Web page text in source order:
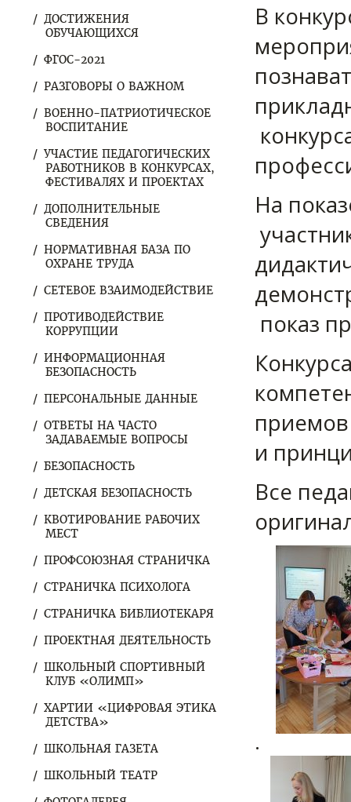
ДОСТИЖЕНИЯ
ОБУЧАЮЩИХСЯ
ФГОС-2021
РАЗГОВОРЫ О ВАЖНОМ
ВОЕННО-ПАТРИОТИЧЕСКОЕ
ВОСПИТАНИЕ
УЧАСТИЕ ПЕДАГОГИЧЕСКИХ
РАБОТНИКОВ В КОНКУРСАХ,
ФЕСТИВАЛЯХ И ПРОЕКТАХ
ДОПОЛНИТЕЛЬНЫЕ
СВЕДЕНИЯ
НОРМАТИВНАЯ БАЗА ПО
ОХРАНЕ ТРУДА
СЕТЕВОЕ ВЗАИМОДЕЙСТВИЕ
ПРОТИВОДЕЙСТВИЕ
КОРРУПЦИИ
ИНФОРМАЦИОННАЯ
БЕЗОПАСНОСТЬ
ПЕРСОНАЛЬНЫЕ ДАННЫЕ
ОТВЕТЫ НА ЧАСТО
ЗАДАВАЕМЫЕ ВОПРОСЫ
БЕЗОПАСНОСТЬ
ДЕТСКАЯ БЕЗОПАСНОСТЬ
КВОТИРОВАНИЕ РАБОЧИХ
МЕСТ
ПРОФСОЮЗНАЯ СТРАНИЧКА
СТРАНИЧКА ПСИХОЛОГА
СТРАНИЧКА БИБЛИОТЕКАРЯ
ПРОЕКТНАЯ ДЕЯТЕЛЬНОСТЬ
ШКОЛЬНЫЙ СПОРТИВНЫЙ
КЛУБ «ОЛИМП»
ХАРТИИ «ЦИФРОВАЯ ЭТИКА
ДЕТСТВА»
ШКОЛЬНАЯ ГАЗЕТА
ШКОЛЬНЫЙ ТЕАТР
В
На
показ
и
Все
.